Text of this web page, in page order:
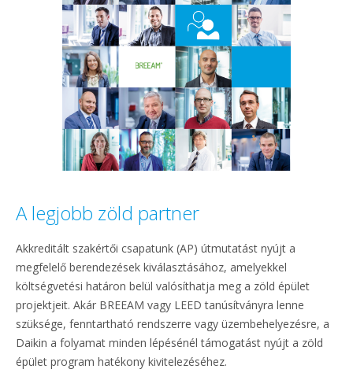
A legjobb zöld partner
Akkreditált szakértői csapatunk (AP) útmutatást nyújt a
megfelelő berendezések kiválasztásához, amelyekkel
költségvetési határon belül valósíthatja meg a zöld épület
projektjeit. Akár BREEAM vagy LEED tanúsítványra lenne
szüksége, fenntartható rendszerre vagy üzembehelyezésre, a
Daikin a folyamat minden lépésénél támogatást nyújt a zöld
épület program hatékony kivitelezéséhez.